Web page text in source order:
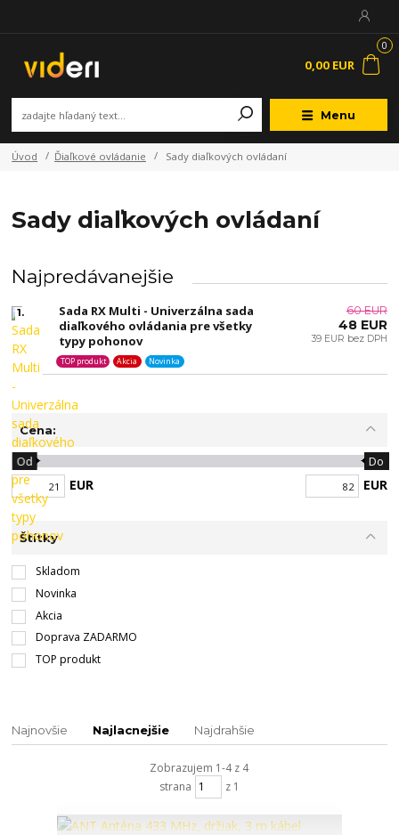
Menu
0
0,00 EUR
Úvod Ďiaľkové ovládanie Sady diaľkových ovládaní
Sady diaľkových ovládaní
Najpredávanejšie
1.
Sada RX Multi - Univerzálna sada
diaľkového ovládania pre všetky
typy pohonov
TOP produkt Akcia Novinka
60 EUR
48 EUR
39 EUR bez DPH
Cena:
EUR
Od Do
EUR
Štítky
Skladom
Novinka
Akcia
Doprava ZADARMO
TOP produkt
Najnovšie Najlacnejšie Najdrahšie
Zobrazujem 1-4 z 4
strana
z 1